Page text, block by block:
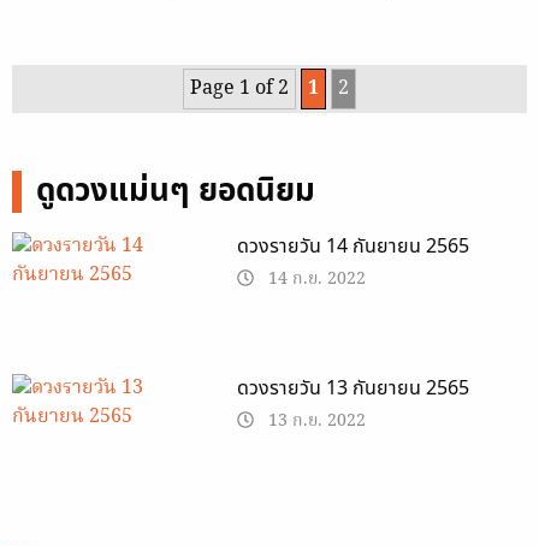
Page 1 of 2 1 2
ดูดวงแม่นๆ ยอดนิยม
ดวงรายวัน 14 กันยายน 2565
14 ก.ย. 2022
ดวงรายวัน 13 กันยายน 2565
13 ก.ย. 2022